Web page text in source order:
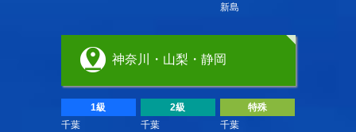
新島
神奈川・山梨・静岡
1級
千葉
2級
千葉
特殊
千葉